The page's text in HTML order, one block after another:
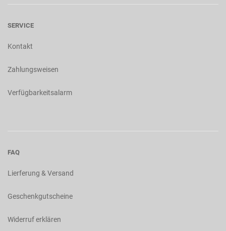
SERVICE
Kontakt
Zahlungsweisen
Verfügbarkeitsalarm
FAQ
Lierferung & Versand
Geschenkgutscheine
Widerruf erklären